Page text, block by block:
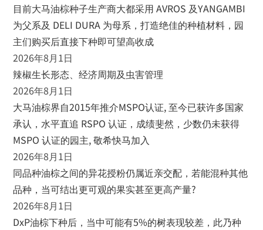
目前大马油棕种子生产商大都采用 AVROS 及YANGAMBI
为父系及 DELI DURA 为母系，打造绝佳的种植材料，园
主们购买后直接下种即可望高收成
2026年8月1日
辣椒生长形态、经济周期及虫害管理
2026年8月1日
大马油棕界自2015年推介MSPO认证, 至今已获许多国家
承认，水平直追 RSPO 认证，成绩斐然，少数仍未获得
MSPO 认证的园主, 敬希快马加入
2026年8月1日
同品种油棕之间的异花授粉仍属近亲交配，若能混种其他
品种，当可结出更可观的果实甚至更高产量?
2026年8月1日
DxP油棕下种后，当中可能有5%的树表现较差，此乃种